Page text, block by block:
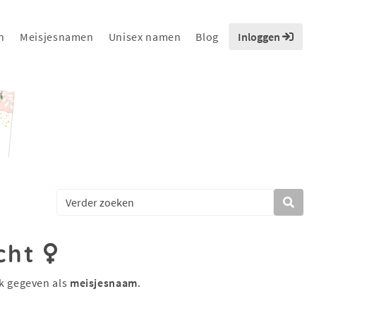
Meisjesnamen Unisex namen Blog Inloggen
gegeven als meisjesnaam.